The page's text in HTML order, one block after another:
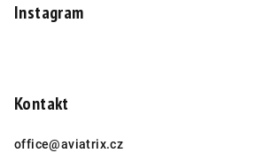
Instagram
Kontakt
office@aviatrix.cz